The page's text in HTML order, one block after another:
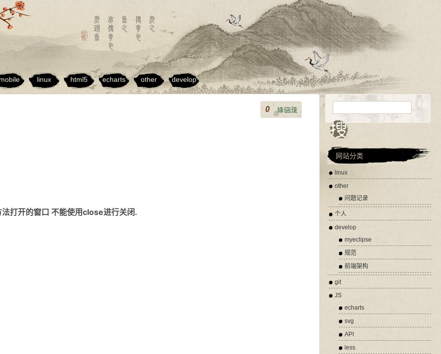
linux html5 echarts other develop
0
打开的窗口 不能使用close进行关闭.
网站分类
linux
other
问题记录
个人
develop
myeclipse
规范
前端架构
git
JS
echarts
svg
API
less